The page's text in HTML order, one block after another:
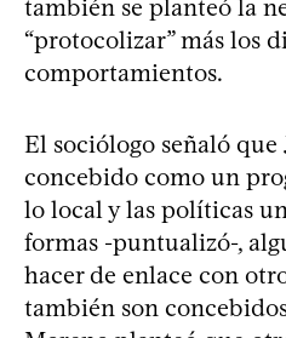
también se planteó la
“protocolizar” más los
comportamientos.
El sociólogo señaló que
concebido como un
lo local y las políticas
formas -puntualizó-,
hacer de enlace con
también son